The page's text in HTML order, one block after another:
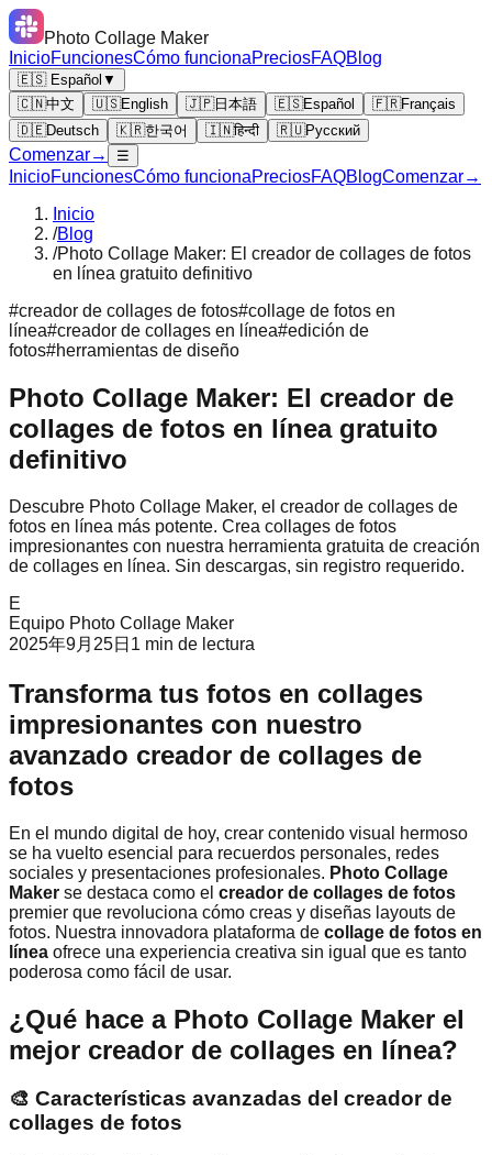
Photo Collage Maker
InicioFuncionesCómo funcionaPreciosFAQBlog
🇪🇸 Español ▼
🇨🇳中文 🇺🇸English 🇯🇵日本語 🇪🇸Español 🇫🇷Français
🇩🇪Deutsch 🇰🇷한국어 🇮🇳हिन्दी 🇷🇺Русский
Comenzar→ ☰
InicioFuncionesCómo funcionaPreciosFAQBlogComenzar→
Inicio
/Blog
/Photo Collage Maker: El creador de collages de fotos
en línea gratuito definitivo
#creador de collages de fotos#collage de fotos en
línea#creador de collages en línea#edición de
fotos#herramientas de diseño
Photo Collage Maker: El creador de
collages de fotos en línea gratuito
definitivo
Descubre Photo Collage Maker, el creador de collages de
fotos en línea más potente. Crea collages de fotos
impresionantes con nuestra herramienta gratuita de creación
de collages en línea. Sin descargas, sin registro requerido.
E
Equipo Photo Collage Maker
2025年9月25日 1 min de lectura
Transforma tus fotos en collages
impresionantes con nuestro
avanzado creador de collages de
fotos
En el mundo digital de hoy, crear contenido visual hermoso
se ha vuelto esencial para recuerdos personales, redes
sociales y presentaciones profesionales. Photo Collage
Maker se destaca como el creador de collages de fotos
premier que revoluciona cómo creas y diseñas layouts de
fotos. Nuestra innovadora plataforma de collage de fotos en
línea ofrece una experiencia creativa sin igual que es tanto
poderosa como fácil de usar.
¿Qué hace a Photo Collage Maker el
mejor creador de collages en línea?
🎨 Características avanzadas del creador de
collages de fotos